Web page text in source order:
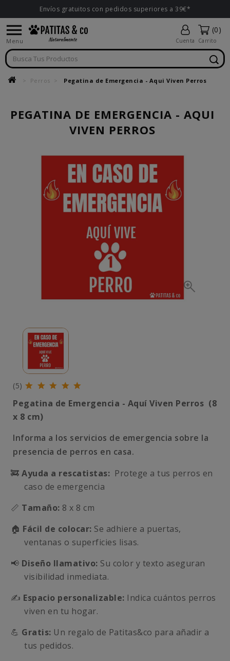
Envíos gratuitos con pedidos superiores a 39€*

Menu Cuenta
(0)
Carrito
Perros Pegatina de Emergencia - Aqui Viven Perros
PEGATINA DE EMERGENCIA - AQUI
VIVEN PERROS
(5)
Pegatina de Emergencia - Aquí Viven Perros (8
x 8 cm)
Informa a los servicios de emergencia sobre la
presencia de perros en casa.
🚒 Ayuda a rescatistas: Protege a tus perros en
caso de emergencia
📏 Tamaño: 8 x 8 cm
🏠 Fácil de colocar: Se adhiere a puertas,
ventanas o superficies lisas.
📢 Diseño llamativo: Su color y texto aseguran
visibilidad inmediata.
✍️ Espacio personalizable: Indica cuántos perros
viven en tu hogar.
💪 Gratis: Un regalo de Patitas&co para añadir a
tus pedidos.